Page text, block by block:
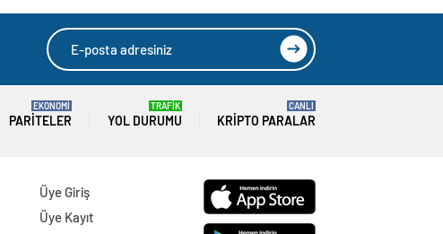
PARITELER
EKONOMİ
YOL DURUMU
TRAFİK
KRIPTO PARALAR
CANLI
Üye Giriş
Üye Kayıt